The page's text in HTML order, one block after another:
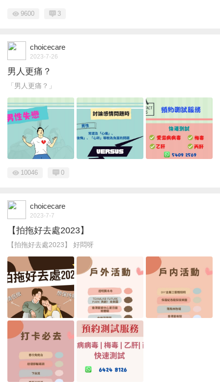
9600 3
choicecare
2023-7-26
男人更痛？
「男人更痛？」
10046 0
choicecare
2023-7-7
【拍拖好去處2023】
【拍拖好去處2023】 好悶呀